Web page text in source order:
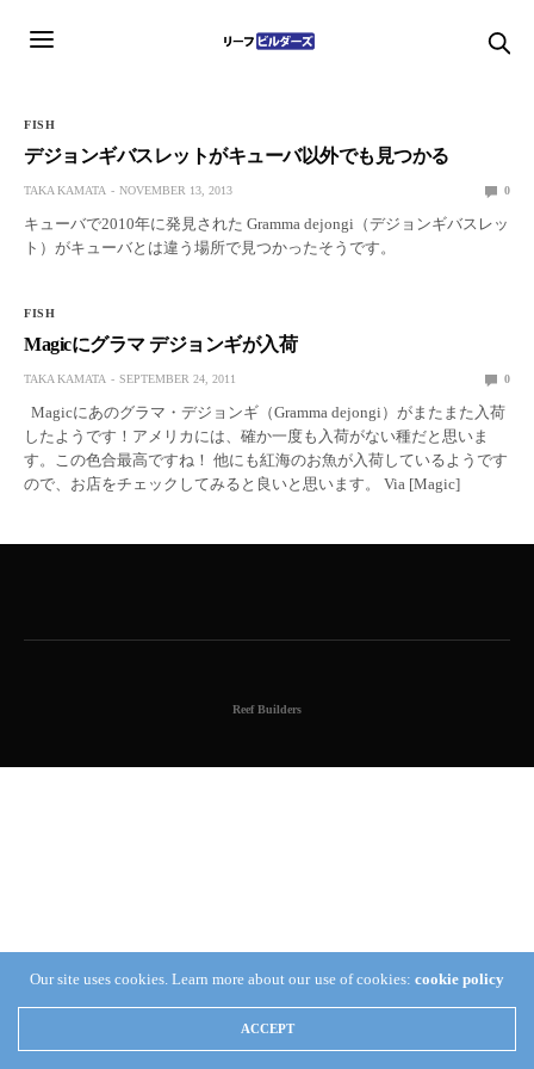
FISH
デジョンギバスレットがキューバ以外でも見つかる
TAKA KAMATA NOVEMBER 13, 2013 0
キューバで2010年に発見された Gramma dejongi（デジョンギバスレッ
ト）がキューバとは違う場所で見つかったそうです。
FISH
Magicにグラマ デジョンギが入荷
TAKA KAMATA SEPTEMBER 24, 2011 0
Magicにあのグラマ・デジョンギ（Gramma dejongi）がまたまた入荷
したようです！アメリカには、確か一度も入荷がない種だと思いま
す。この色合最高ですね！ 他にも紅海のお魚が入荷しているようです
ので、お店をチェックしてみると良いと思います。 Via [Magic]
Reef Builders
Our site uses cookies. Learn more about our use of cookies: cookie policy
ACCEPT